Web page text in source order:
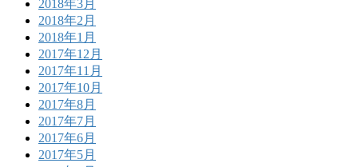
2018年3月
2018年2月
2018年1月
2017年12月
2017年11月
2017年10月
2017年8月
2017年7月
2017年6月
2017年5月